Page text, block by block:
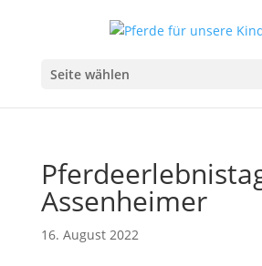
Seite wählen
Assenheimer
16. August 2022